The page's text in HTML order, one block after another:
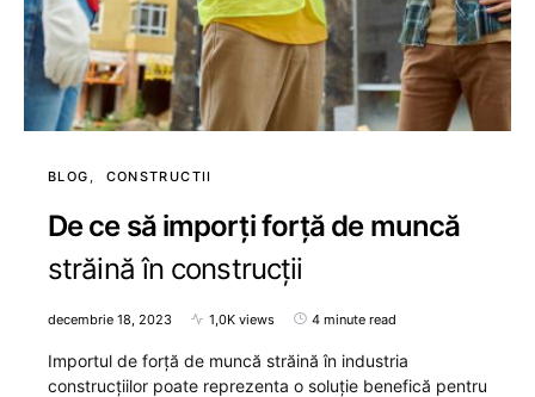
BLOG CONSTRUCTII
De ce să imporți forță de muncă
străină în construcții
decembrie 18, 2023 1,0K views 4 minute read
Importul de forță de muncă străină în industria
construcțiilor poate reprezenta o soluție benefică pentru